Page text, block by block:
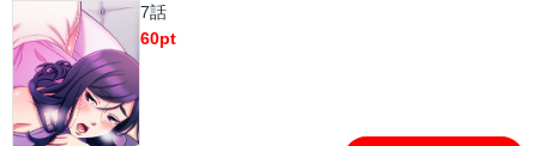
7話
60pt